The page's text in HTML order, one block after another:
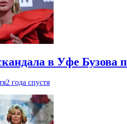
в Уфе Бузова
2 года спустя